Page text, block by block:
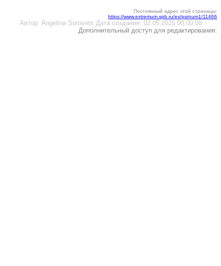
Постоянный адрес этой страницы:
https://www.extremum.spb.ru/ex/psrnum1/11466
Автор: Angelina Sorovets Дата создания: 02.05.2025 00:00:08
Дополнительный доступ для редактирования: